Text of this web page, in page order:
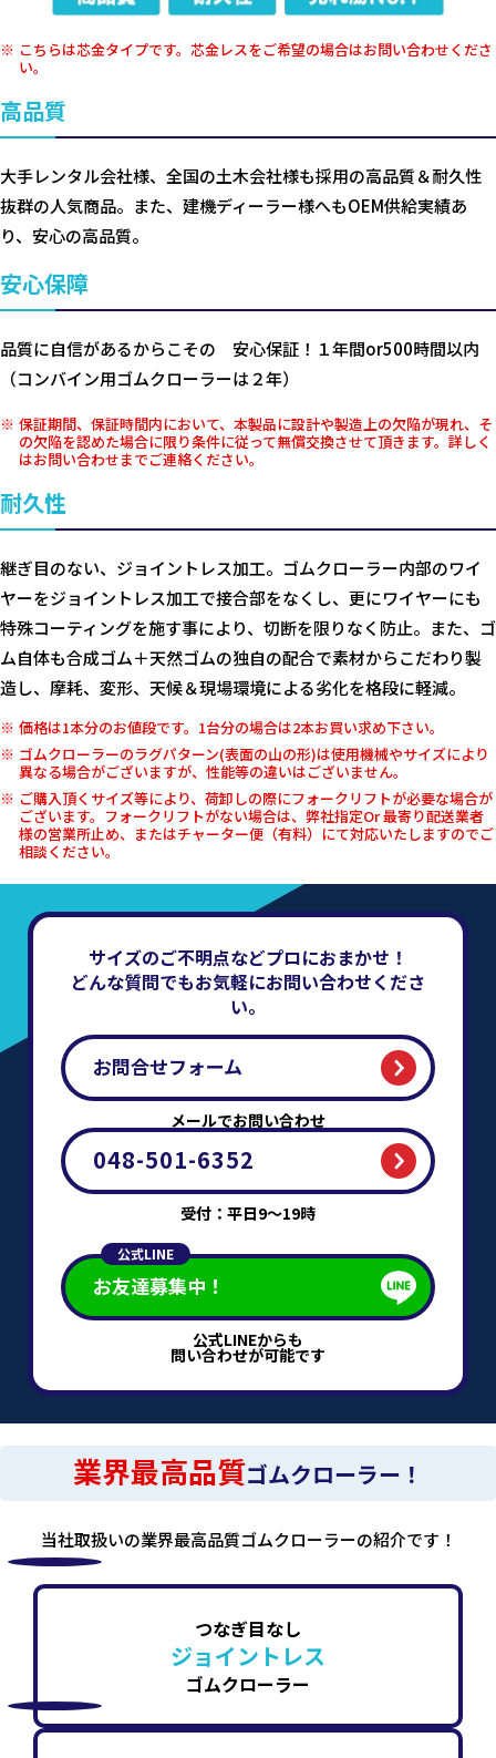
こちらは芯金タイプです。芯金レスをご希望の場合はお問い合わせくださ
い。
高品質
大手レンタル会社様、全国の土木会社様も採用の高品質＆耐久性
抜群の人気商品。また、建機ディーラー様へもOEM供給実績あ
り、安心の高品質。
安心保障
品質に自信があるからこその 安心保証！１年間or500時間以内
（コンバイン用ゴムクローラーは２年）
保証期間、保証時間内において、本製品に設計や製造上の欠陥が現れ、そ
の欠陥を認めた場合に限り条件に従って無償交換させて頂きます。詳しく
はお問い合わせまでご連絡ください。
耐久性
継ぎ目のない、ジョイントレス加工。ゴムクローラー内部のワイ
ヤーをジョイントレス加工で接合部をなくし、更にワイヤーにも
特殊コーティングを施す事により、切断を限りなく防止。また、ゴ
ム自体も合成ゴム＋天然ゴムの独自の配合で素材からこだわり製
造し、摩耗、変形、天候＆現場環境による劣化を格段に軽減。
価格は1本分のお値段です。1台分の場合は2本お買い求め下さい。
ゴムクローラーのラグパターン(表面の山の形)は使用機械やサイズにより
異なる場合がございますが、性能等の違いはございません。
ご購入頂くサイズ等により、荷卸しの際にフォークリフトが必要な場合が
ございます。フォークリフトがない場合は、弊社指定Or 最寄り配送業者
様の営業所止め、またはチャーター便（有料）にて対応いたしますのでご
相談ください。
サイズのご不明点などプロにおまかせ！
どんな質問でもお気軽にお問い合わせくださ
い。
お問合せフォーム
メールでお問い合わせ
048-501-6352
受付：平日9～19時
公式LINE
お友達募集中！
公式LINEからも
問い合わせが可能です
業界最高品質ゴムクローラー！
当社取扱いの業界最高品質ゴムクローラーの紹介です！
つなぎ目なし
ジョイントレス
ゴムクローラー